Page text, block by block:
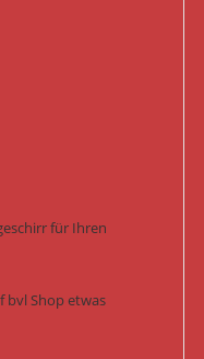
für Ihren
bvl Shop etwas